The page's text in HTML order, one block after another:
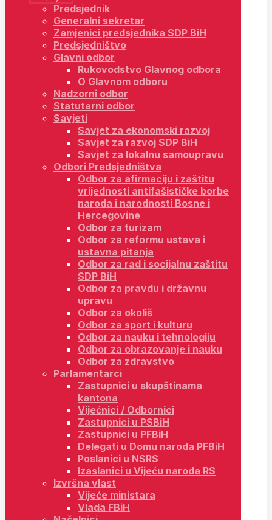
Predsjednik
Generalni sekretar
Zamjenici predsjednika SDP BiH
Predsjedništvo
Glavni odbor
Rukovodstvo Glavnog odbora
O Glavnom odboru
Nadzorni odbor
Statutarni odbor
Savjeti
Savjet za ekonomski razvoj
Savjet za razvoj SDP BiH
Savjet za lokalnu samoupravu
Odbori Predsjedništva
Odbor za afirmaciju i zaštitu
vrijednosti antifašističke borbe
naroda i narodnosti Bosne i
Hercegovine
Odbor za turizam
Odbor za reformu ustava i
ustavna pitanja
Odbor za rad i socijalnu zaštitu
SDP BiH
Odbor za pravdu i državnu
upravu
Odbor za okoliš
Odbor za sport i kulturu
Odbor za nauku i tehnologiju
Odbor za obrazovanje i nauku
Odbor za zdravstvo
Parlamentarci
Zastupnici u skupštinama
kantona
Vijećnici / Odbornici
Zastupnici u PSBiH
Zastupnici u PFBiH
Delegati u Domu naroda PFBiH
Poslanici u NSRS
Izaslanici u Vijeću naroda RS
Izvršna vlast
Vijeće ministara
Vlada FBiH